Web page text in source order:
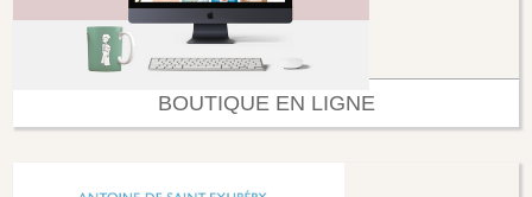
BOUTIQUE EN LIGNE